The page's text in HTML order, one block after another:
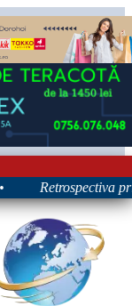
Retrospectiva